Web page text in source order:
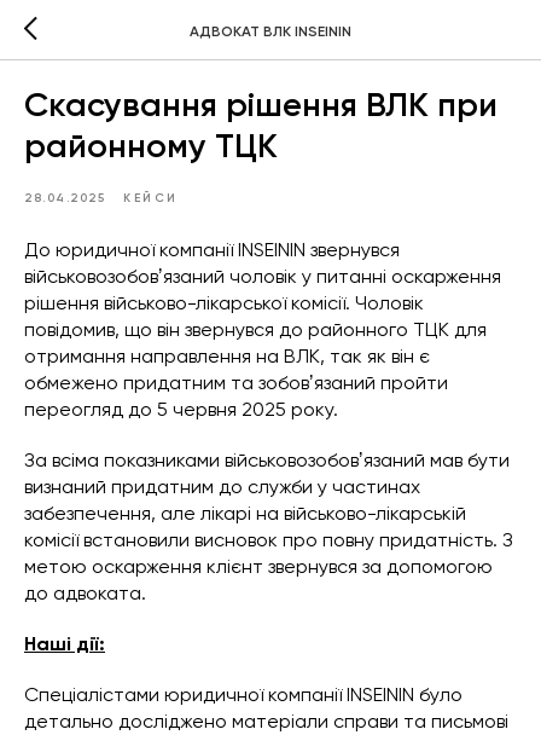
АДВОКАТ ВЛК INSEININ
Скасування рішення ВЛК при
районному ТЦК
28.04.2025 КЕЙСИ
До юридичної компанії INSEININ звернувся
військовозобовʼязаний чоловік у питанні оскарження
рішення військово-лікарської комісії. Чоловік
повідомив, що він звернувся до районного ТЦК для
отримання направлення на ВЛК, так як він є
обмежено придатним та зобовʼязаний пройти
переогляд до 5 червня 2025 року.
За всіма показниками військовозобовʼязаний мав бути
визнаний придатним до служби у частинах
забезпечення, але лікарі на військово-лікарській
комісії встановили висновок про повну придатність. З
метою оскарження клієнт звернувся за допомогою
до адвоката.
Наші дії:
Спеціалістами юридичної компанії INSEININ було
детально досліджено матеріали справи та письмові